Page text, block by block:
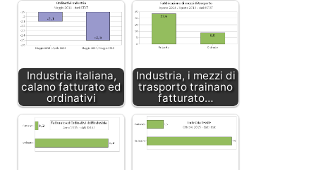
Industria italiana,
calano fatturato ed
ordinativi
Industria, i mezzi di
trasporto trainano
fatturato…